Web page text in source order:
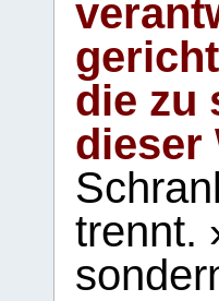
die zu
dieser
trennt.